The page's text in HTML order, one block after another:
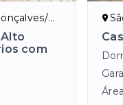
RS
com